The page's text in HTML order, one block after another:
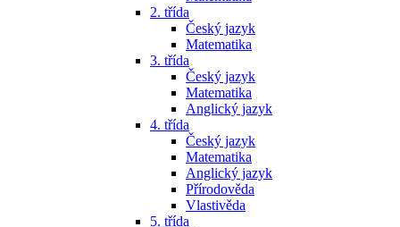
2. třída
Český jazyk
Matematika
3. třída
Český jazyk
Matematika
Anglický jazyk
4. třída
Český jazyk
Matematika
Anglický jazyk
Přírodověda
Vlastivěda
5. třída